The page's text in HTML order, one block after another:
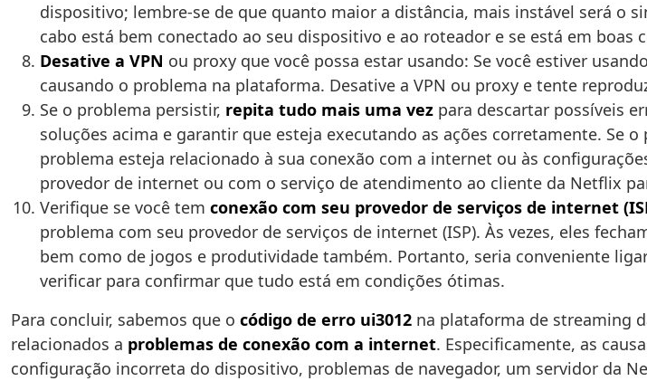
dispositivo; lembre-se de que quanto maior a distância, mais instável será o
cabo está bem conectado ao seu dispositivo e ao roteador e se está em boas
Desative a VPN ou proxy que você possa estar usando: Se você estiver
causando o problema na plataforma. Desative a VPN ou proxy e tente
Se o problema persistir, repita tudo mais uma vez para descartar possíveis
soluções acima e garantir que esteja executando as ações corretamente. Se
problema esteja relacionado à sua conexão com a internet ou às
provedor de internet ou com o serviço de atendimento ao cliente da Netflix
Verifique se você tem conexão com seu provedor de serviços de internet
problema com seu provedor de serviços de internet (ISP). Às vezes, eles
bem como de jogos e produtividade também. Portanto, seria conveniente
verificar para confirmar que tudo está em condições ótimas.
Para concluir, sabemos que o código de erro ui3012 na plataforma de streaming
relacionados a problemas de conexão com a internet. Especificamente, as
configuração incorreta do dispositivo, problemas de navegador, um servidor da